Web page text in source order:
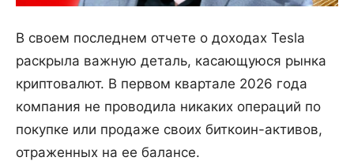
В своем последнем отчете о доходах Tesla
раскрыла важную деталь, касающуюся рынка
криптовалют. В первом квартале 2026 года
компания не проводила никаких операций по
покупке или продаже своих биткоин-активов,
отраженных на ее балансе.